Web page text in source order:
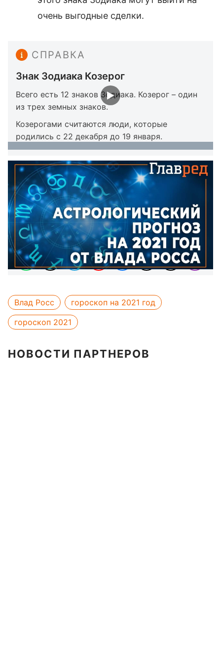
очень выгодные сделки.
СПРАВКА
Знак Зодиака Козерог
Всего есть 12 знаков Зодиака. Козерог – один
из трех земных знаков.
Козерогами считаются люди, которые
родились с 22 декабря до 19 января.
Наши стандарты:Редакционная политика сайта
Главред
Следите за событиями вместе с
Главредом в Google!
Мы в соцсетях:
Влад Росс
гороскоп на 2021 год
гороскоп 2021
НОВОСТИ ПАРТНЕРОВ